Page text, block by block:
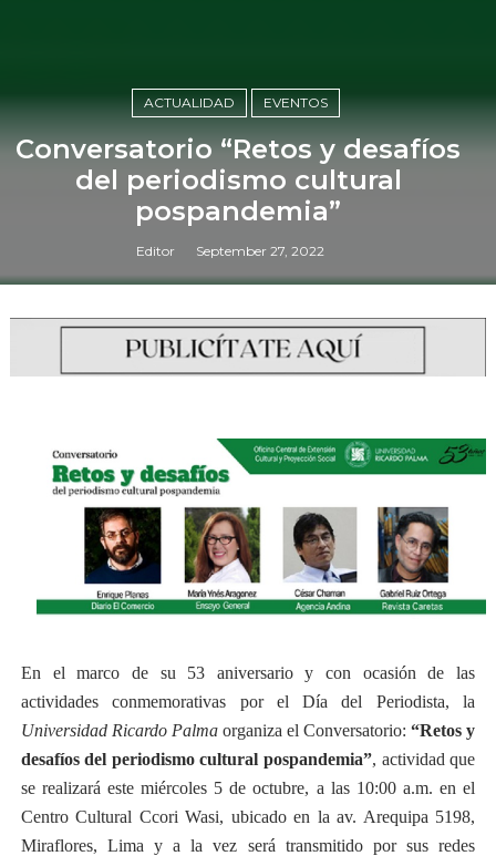
ACTUALIDAD EVENTOS
Conversatorio “Retos y desafíos
del periodismo cultural
pospandemia”
Editor September 27, 2022
En el marco de su 53 aniversario y con ocasión de las
actividades conmemorativas por el Día del Periodista, la
Universidad Ricardo Palmaorganiza el Conversatorio:“Retos y
desafíos del periodismo cultural pospandemia”, actividad que
se realizará este miércoles 5 de octubre, a las 10:00 a.m. en el
Centro Cultural Ccori Wasi, ubicado en la av. Arequipa 5198,
Miraflores, Lima y a la vez será transmitido por sus redes